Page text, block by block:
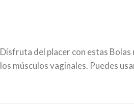
Disfruta del placer con estas
los músculos vaginales. Puedes